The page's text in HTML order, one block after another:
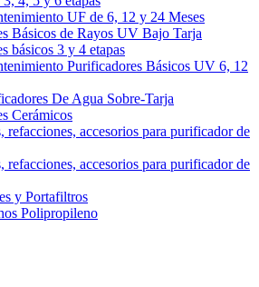
UF de 6, 12 y 24 Meses
Básicos de Rayos UV Bajo Tarja
básicos 3 y 4 etapas
Purificadores Básicos UV 6, 12
De Agua Sobre-Tarja
Cerámicos
refacciones, accesorios para purificador de
refacciones, accesorios para purificador de
y Portafiltros
Polipropileno